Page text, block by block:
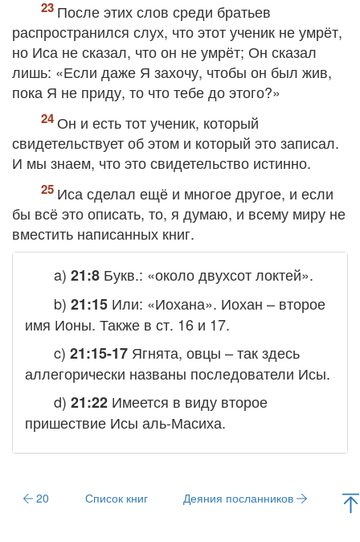
После этих слов среди братьев
распространился слух, что этот ученик не умрёт,
но Иса не сказал, что он не умрёт; Он сказал
лишь: «Если даже Я захочу, чтобы он был жив,
пока Я не приду, то что тебе до этого?»
Он и есть тот ученик, который
свидетельствует об этом и который это записал.
И мы знаем, что это свидетельство истинно.
Иса сделал ещё и многое другое, и если
бы всё это описать, то, я думаю, и всему миру не
вместить написанных книг.
a) 21:8 Букв.: «около двухсот локтей».
b) 21:15 Или: «Иохана». Иохан – второе
имя Ионы. Также в ст. 16 и 17.
c) 21:15-17 Ягнята, овцы – так здесь
аллегорически названы последователи Исы.
d) 21:22 Имеется в виду второе
пришествие Исы аль-Масиха.
20 Список книг Деяния посланников